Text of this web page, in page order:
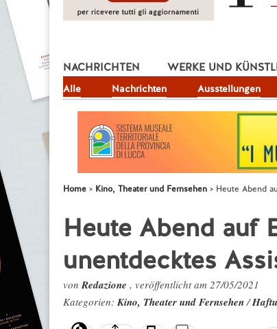
NACHRICHTEN
Alle Nachrichten Ausstellungen
WERKE UND
JOB
Home Kino, Theater und Fernsehen Heute Abend
Heute Abend auf
unentdecktes
vonRedazione , veröffentlicht am 27/05/2021
Kategorien:Kino, Theater und Fernsehen/